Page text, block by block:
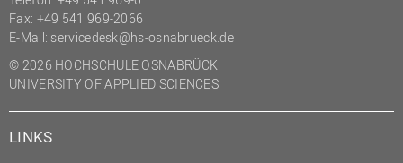
Fax: +49 541 969-2066
E-Mail: servicedesk@hs-osnabrueck.de
© 2026 HOCHSCHULE OSNABRÜCK
UNIVERSITY OF APPLIED SCIENCES
LINKS